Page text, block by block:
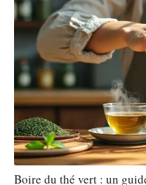
Boire du thé vert : un